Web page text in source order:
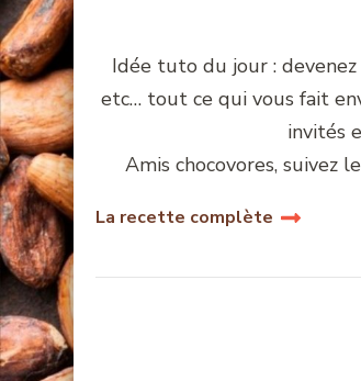
Idée tuto du jour : devenez
etc… tout ce qui vous fait
invités
Amis chocovores, suivez
La recette complète